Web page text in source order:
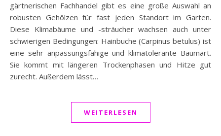
gärtnerischen Fachhandel gibt es eine große Auswahl an
robusten Gehölzen für fast jeden Standort im Garten.
Diese Klimabäume und -sträucher wachsen auch unter
schwierigen Bedingungen: Hainbuche (Carpinus betulus) ist
eine sehr anpassungsfähige und klimatolerante Baumart.
Sie kommt mit längeren Trockenphasen und Hitze gut
zurecht. Außerdem lässt…
WEITERLESEN